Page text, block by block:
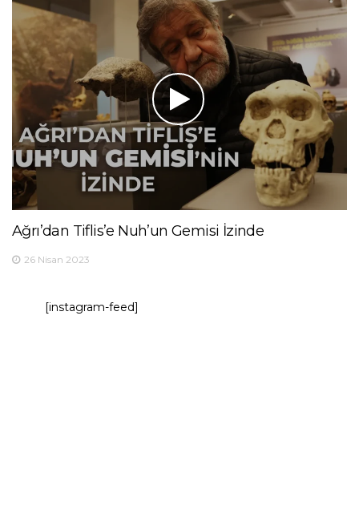
Ağrı’dan Tiflis’e Nuh’un Gemisi İzinde
26 Nisan 2023
[instagram-feed]